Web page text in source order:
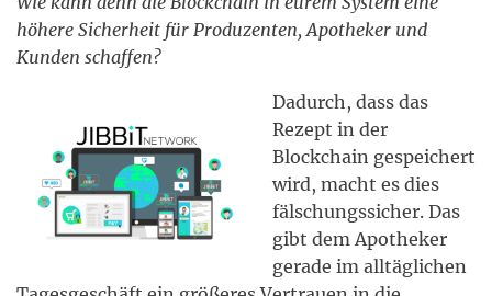
höhere Sicherheit für Produzenten, Apotheker und
Kunden schaffen?
Dadurch, dass das
Rezept in der
Blockchain gespeichert
wird, macht es dies
fälschungssicher. Das
gibt dem Apotheker
gerade im alltäglichen